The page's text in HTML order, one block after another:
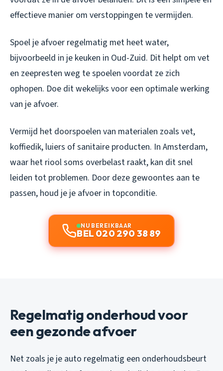
effectieve manier om verstoppingen te vermijden.
Spoel je afvoer regelmatig met heet water,
bijvoorbeeld in je keuken in Oud-Zuid. Dit helpt om vet
en zeepresten weg te spoelen voordat ze zich
ophopen. Doe dit wekelijks voor een optimale werking
van je afvoer.
Vermijd het doorspoelen van materialen zoals vet,
koffiedik, luiers of sanitaire producten. In Amsterdam,
waar het riool soms overbelast raakt, kan dit snel
leiden tot problemen. Door deze gewoontes aan te
passen, houd je je afvoer in topconditie.
NU BEREIKBAAR
BEL 020 290 38 89
Regelmatig onderhoud voor
een gezonde afvoer
Net zoals je je auto regelmatig een onderhoudsbeurt